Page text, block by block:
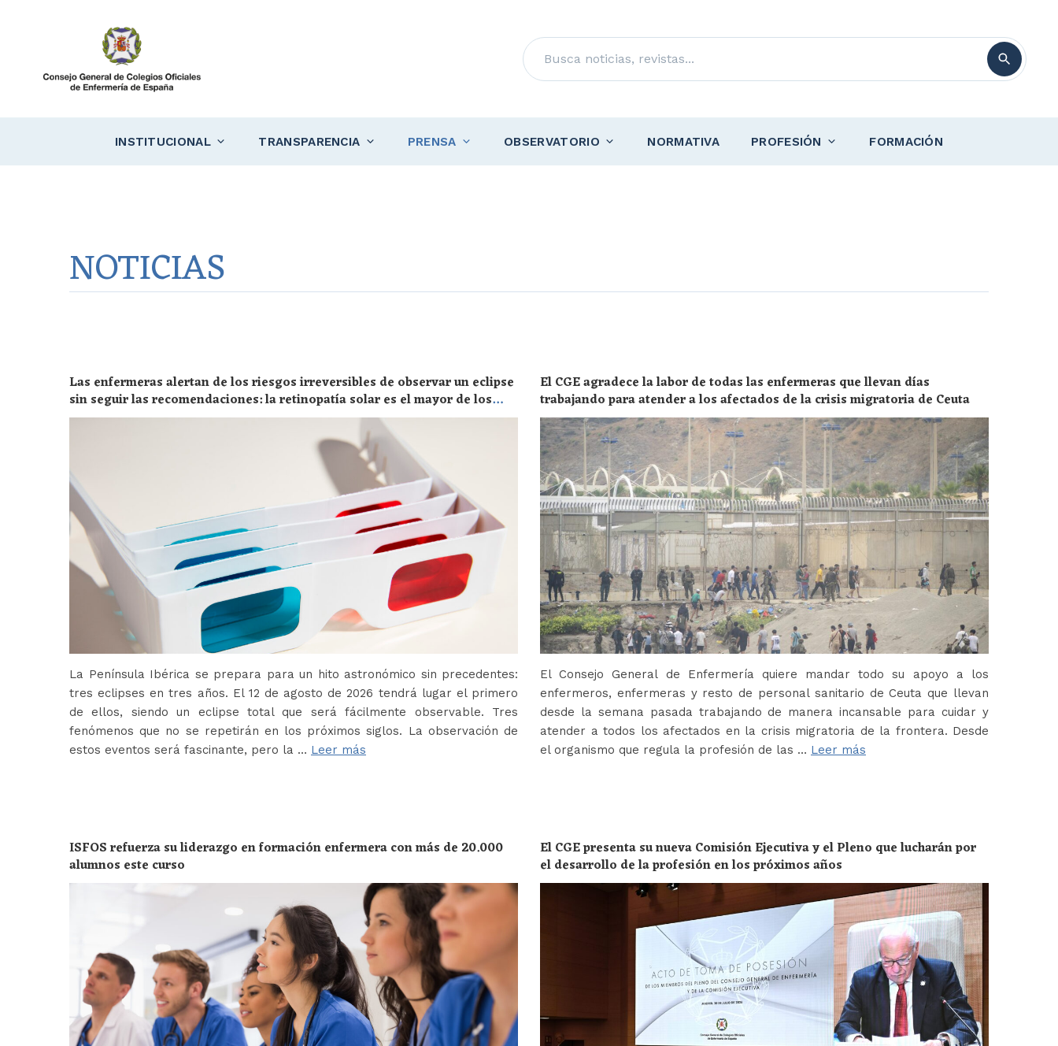
Buscar
INSTITUCIONAL TRANSPARENCIA PRENSA OBSERVATORIO NORMATIVA PROFESIÓN FORMACIÓN
NOTICIAS
Las enfermeras alertan de los riesgos irreversibles de observar un eclipse
sin seguir las recomendaciones: la retinopatía solar es el mayor de los
peligros
La Península Ibérica se prepara para un hito astronómico sin precedentes:
tres eclipses en tres años. El 12 de agosto de 2026 tendrá lugar el primero
de ellos, siendo un eclipse total que será fácilmente observable. Tres
fenómenos que no se repetirán en los próximos siglos. La observación de
estos eventos será fascinante, pero la … Leer más
El CGE agradece la labor de todas las enfermeras que llevan días
trabajando para atender a los afectados de la crisis migratoria de Ceuta
El Consejo General de Enfermería quiere mandar todo su apoyo a los
enfermeros, enfermeras y resto de personal sanitario de Ceuta que llevan
desde la semana pasada trabajando de manera incansable para cuidar y
atender a todos los afectados en la crisis migratoria de la frontera. Desde
el organismo que regula la profesión de las … Leer más
ISFOS refuerza su liderazgo en formación enfermera con más de 20.000
alumnos este curso
El CGE presenta su nueva Comisión Ejecutiva y el Pleno que lucharán por
el desarrollo de la profesión en los próximos años